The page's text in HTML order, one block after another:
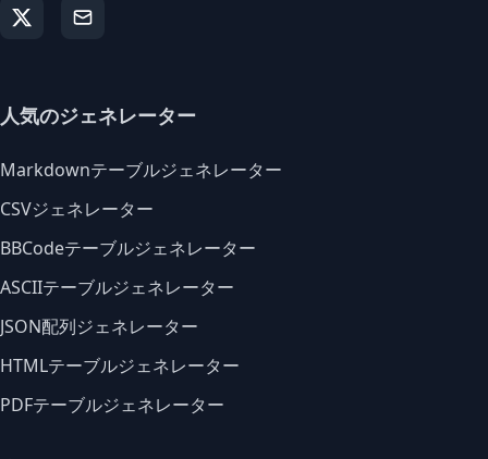
人気のジェネレーター
Markdownテーブルジェネレーター
CSVジェネレーター
BBCodeテーブルジェネレーター
ASCIIテーブルジェネレーター
JSON配列ジェネレーター
HTMLテーブルジェネレーター
PDFテーブルジェネレーター